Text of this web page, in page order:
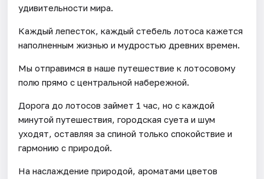
удивительности мира.
Каждый лепесток, каждый стебель лотоса кажется
наполненным жизнью и мудростью древних времен.
Мы отправимся в наше путешествие к лотосовому
полю прямо с центральной набережной.
Дорога до лотосов займет 1 час, но с каждой
минутой путешествия, городская суета и шум
уходят, оставляя за спиной только спокойствие и
гармонию с природой.
На наслаждение природой, ароматами цветов